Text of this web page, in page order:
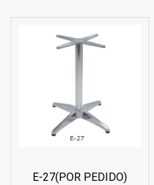
E-27(POR PEDIDO)